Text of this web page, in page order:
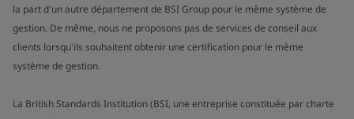
la part d'un autre département de BSI Group pour le même système de
gestion. De même, nous ne proposons pas de services de conseil aux
clients lorsqu'ils souhaitent obtenir une certification pour le même
système de gestion.
La British Standards Institution (BSI, une entreprise constituée par charte